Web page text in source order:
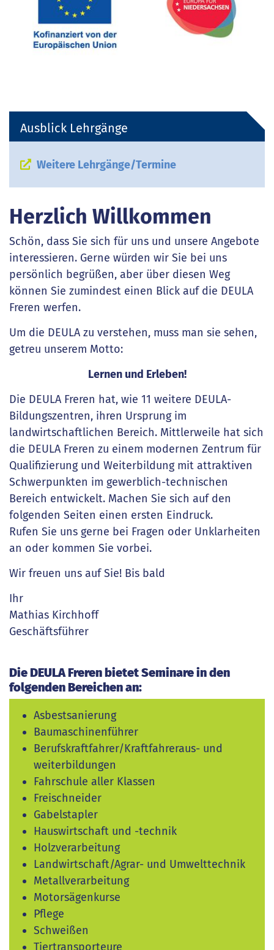
Ausblick Lehrgänge
Weitere Lehrgänge/Termine
Herzlich Willkommen
Schön, dass Sie sich für uns und unsere Angebote
interessieren. Gerne würden wir Sie bei uns
persönlich begrüßen, aber über diesen Weg
können Sie zumindest einen Blick auf die DEULA
Freren werfen.
Um die DEULA zu verstehen, muss man sie sehen,
getreu unserem Motto:
Lernen und Erleben!
Die DEULA Freren hat, wie 11 weitere DEULA-
Bildungszentren, ihren Ursprung im
landwirtschaftlichen Bereich. Mittlerweile hat sich
die DEULA Freren zu einem modernen Zentrum für
Qualifizierung und Weiterbildung mit attraktiven
Schwerpunkten im gewerblich-technischen
Bereich entwickelt. Machen Sie sich auf den
folgenden Seiten einen ersten Eindruck.
Rufen Sie uns gerne bei Fragen oder Unklarheiten
an oder kommen Sie vorbei.
Wir freuen uns auf Sie! Bis bald
Ihr
Mathias Kirchhoff
Geschäftsführer
Die DEULA Freren bietet Seminare in den
folgenden Bereichen an:
Asbestsanierung
Baumaschinenführer
Berufskraftfahrer/Kraftfahreraus- und
weiterbildungen
Fahrschule aller Klassen
Freischneider
Gabelstapler
Hauswirtschaft und -technik
Holzverarbeitung
Landwirtschaft/Agrar- und Umwelttechnik
Metallverarbeitung
Motorsägenkurse
Pflege
Schweißen
Tiertransporteure